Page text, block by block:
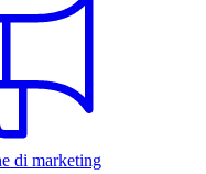
di marketing